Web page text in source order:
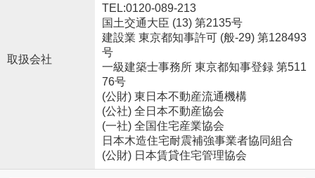
取扱会社
TEL:0120-089-213
国土交通大臣 (13) 第2135号
建設業 東京都知事許可 (般-29) 第128493
号
一級建築士事務所 東京都知事登録 第511
76号
(公財) 東日本不動産流通機構
(公社) 全日本不動産協会
(一社) 全国住宅産業協会
日本木造住宅耐震補強事業者協同組合
(公財) 日本賃貸住宅管理協会